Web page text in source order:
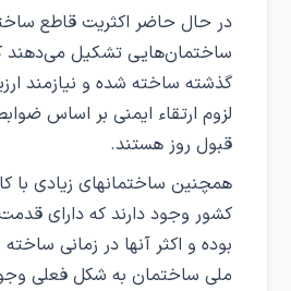
در حال حاضر اکثریت قاطع
ساختمان‌هایی تشکیل می‌دهند
گذشته ساخته شده و نیازمند
لزوم ارتقاء ایمنی بر اساس
قبول روز هستند.
همچنین ساختمانهای زیادی با
بوده و اکثر آنها در زمانی
ملی ساختمان به شکل فعلی